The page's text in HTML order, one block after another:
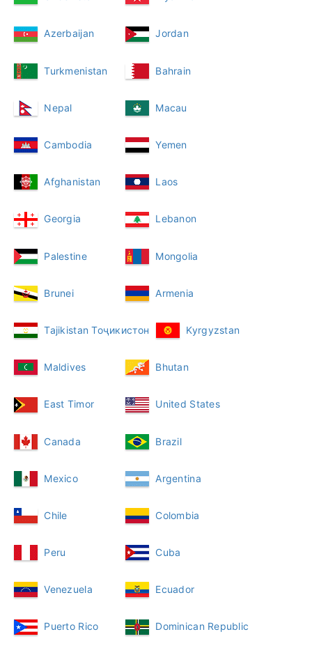
Azerbaijan Jordan
Turkmenistan Bahrain
Nepal Macau
Cambodia Yemen
Afghanistan Laos
Georgia Lebanon
Palestine Mongolia
Brunei Armenia
Tajikistan Тоҷикистон Kyrgyzstan
Maldives Bhutan
East Timor United States
Canada Brazil
Mexico Argentina
Chile Colombia
Peru Cuba
Venezuela Ecuador
Puerto Rico Dominican Republic